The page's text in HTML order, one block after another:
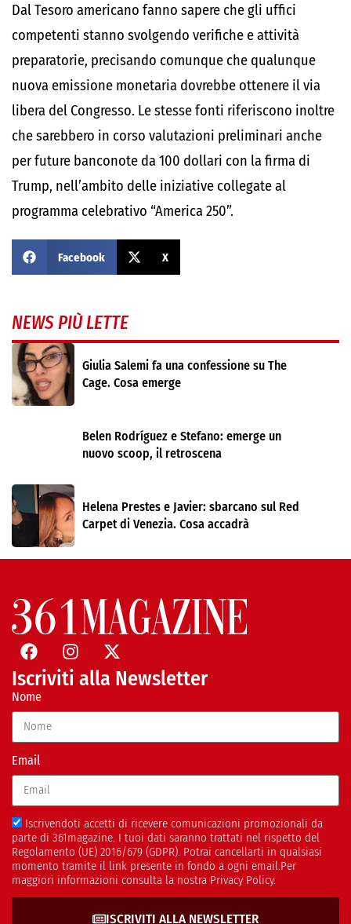
Dal Tesoro americano fanno sapere che gli uffici
competenti stanno svolgendo verifiche e attività
preparatorie, precisando comunque che qualunque
nuova emissione monetaria dovrebbe ottenere il via
libera del Congresso. Le stesse fonti riferiscono inoltre
che sarebbero in corso valutazioni preliminari anche
per future banconote da 100 dollari con la firma di
Trump, nell’ambito delle iniziative collegate al
programma celebrativo “America 250”.
Facebook X
NEWS PIÙ LETTE
Giulia Salemi fa una confessione su The
Cage. Cosa emerge
Belen Rodríguez e Stefano: emerge un
nuovo scoop, il retroscena
Helena Prestes e Javier: sbarcano sul Red
Carpet di Venezia. Cosa accadrà
Iscriviti alla Newsletter
Nome
Email
Iscrivendoti accetti di ricevere comunicazioni promozionali da
parte di 361magazine. I tuoi dati saranno trattati nel rispetto del
Regolamento (UE) 2016/679 (GDPR). Potrai cancellarti in qualsiasi
momento tramite il link presente in fondo a ogni email.Per
maggiori informazioni consulta la nostra Privacy Policy.
ISCRIVITI ALLA NEWSLETTER